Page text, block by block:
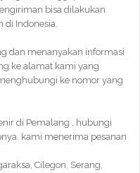
bisa dilakukan
di Indonesia.
dan menanyakan informasi
ke alamat kami yang
ke nomor yang
di Pemalang , hubungi
kami menerima pesanan
Cilegon, Serang,